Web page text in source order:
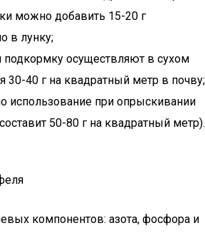
можно добавить 15-20 г
в лунку;
подкормку осуществляют в сухом
30-40 г на квадратный метр в почву;
использование при опрыскивании
50-80 г на квадратный метр).
компонентов: азота, фосфора и